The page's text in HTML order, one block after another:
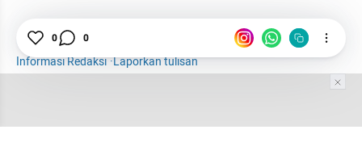
UNICEF Perempuan
Woman
Informasi Redaksi·Laporkan tulisan
0 0